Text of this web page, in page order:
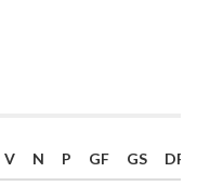
V N P GF GS DR